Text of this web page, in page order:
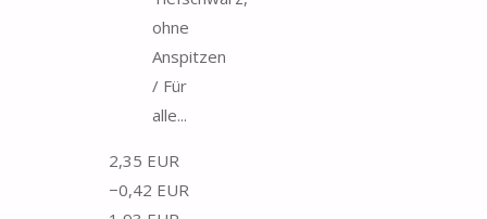
ohne
Anspitzen
/ Für
alle...
2,35 EUR
−0,42 EUR